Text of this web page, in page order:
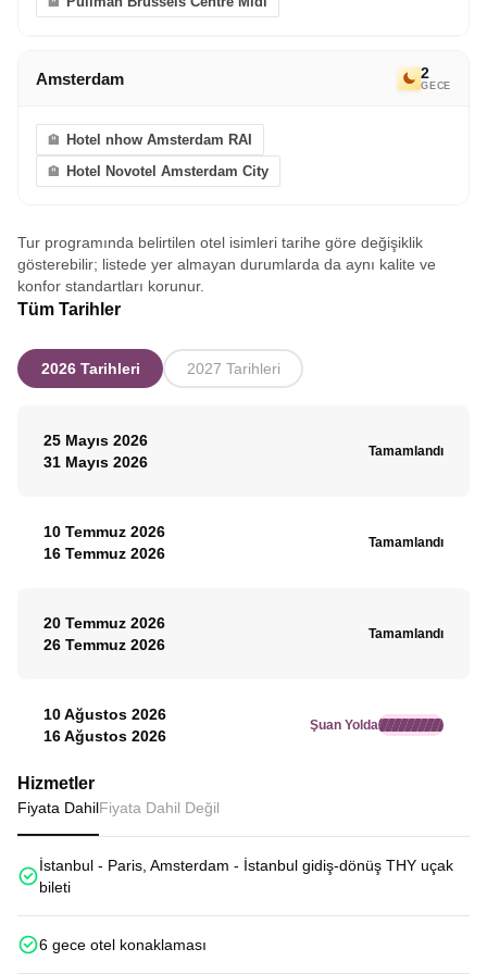
Amsterdam 2
GECE
Hotel nhow Amsterdam RAI
Hotel Novotel Amsterdam City
Tur programında belirtilen otel isimleri tarihe göre değişiklik
gösterebilir; listede yer almayan durumlarda da aynı kalite ve
konfor standartları korunur.
Tüm Tarihler
2026 Tarihleri 2027 Tarihleri
25 Mayıs 2026
31 Mayıs 2026
Tamamlandı
10 Temmuz 2026
16 Temmuz 2026
Tamamlandı
20 Temmuz 2026
26 Temmuz 2026
Tamamlandı
10 Ağustos 2026
16 Ağustos 2026
Şuan Yolda
Hizmetler
Fiyata DahilFiyata Dahil Değil
İstanbul - Paris, Amsterdam - İstanbul gidiş-dönüş THY uçak
bileti
6 gece otel konaklaması